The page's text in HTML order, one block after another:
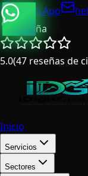
WhatsApp
España
5.0(47 reseñas de
Inicio
Servicios
Sectores